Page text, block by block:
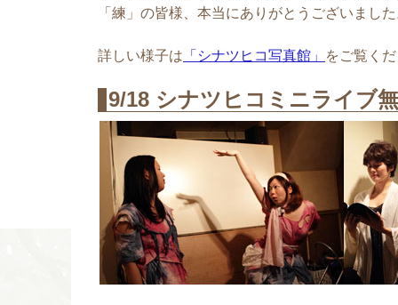
「練」の皆様、本当にありがとうございまし
詳しい様子は 「シナツヒコ写真館」 をご覧く
9/18 シナツヒコミニライブ